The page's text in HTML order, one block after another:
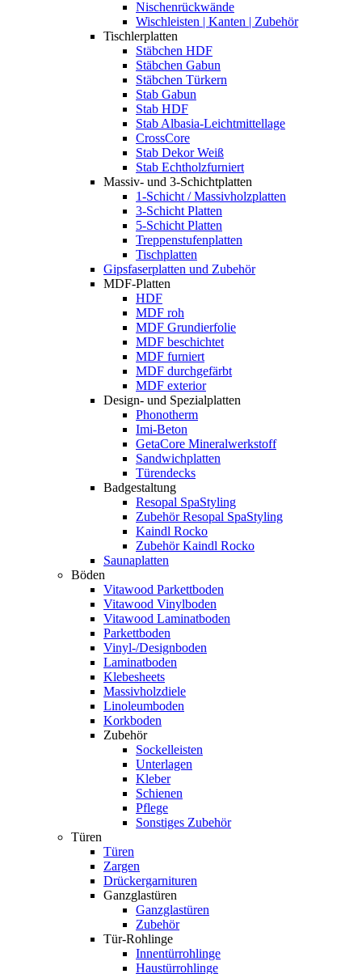
Nischenrückwände
Wischleisten | Kanten | Zubehör
Tischlerplatten
Stäbchen HDF
Stäbchen Gabun
Stäbchen Türkern
Stab Gabun
Stab HDF
Stab Albasia-Leichtmittellage
CrossCore
Stab Dekor Weiß
Stab Echtholzfurniert
Massiv- und 3-Schichtplatten
1-Schicht / Massivholzplatten
3-Schicht Platten
5-Schicht Platten
Treppenstufenplatten
Tischplatten
Gipsfaserplatten und Zubehör
MDF-Platten
HDF
MDF roh
MDF Grundierfolie
MDF beschichtet
MDF furniert
MDF durchgefärbt
MDF exterior
Design- und Spezialplatten
Phonotherm
Imi-Beton
GetaCore Mineralwerkstoff
Sandwichplatten
Türendecks
Badgestaltung
Resopal SpaStyling
Zubehör Resopal SpaStyling
Kaindl Rocko
Zubehör Kaindl Rocko
Saunaplatten
Böden
Vitawood Parkettboden
Vitawood Vinylboden
Vitawood Laminatboden
Parkettboden
Vinyl-/Designboden
Laminatboden
Klebesheets
Massivholzdiele
Linoleumboden
Korkboden
Zubehör
Sockelleisten
Unterlagen
Kleber
Schienen
Pflege
Sonstiges Zubehör
Türen
Türen
Zargen
Drückergarnituren
Ganzglastüren
Ganzglastüren
Zubehör
Tür-Rohlinge
Innentürrohlinge
Haustürrohlinge